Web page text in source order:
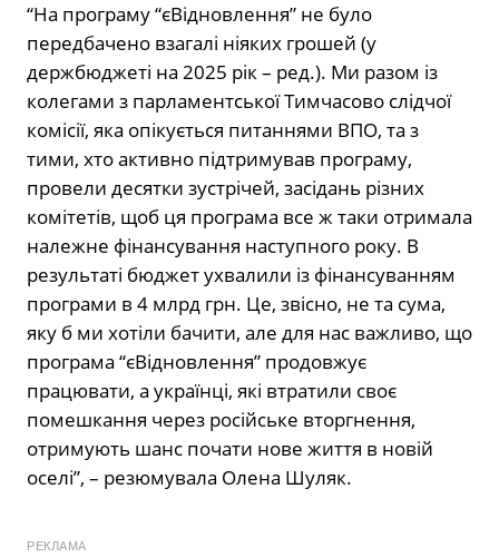
“На програму “єВідновлення” не було
передбачено взагалі ніяких грошей (у
держбюджеті на 2025 рік – ред.). Ми разом із
колегами з парламентської Тимчасово слідчої
комісії, яка опікується питаннями ВПО, та з
тими, хто активно підтримував програму,
провели десятки зустрічей, засідань різних
комітетів, щоб ця програма все ж таки отримала
належне фінансування наступного року. В
результаті бюджет ухвалили із фінансуванням
програми в 4 млрд грн. Це, звісно, не та сума,
яку б ми хотіли бачити, але для нас важливо, що
програма “єВідновлення” продовжує
працювати, а українці, які втратили своє
помешкання через російське вторгнення,
отримують шанс почати нове життя в новій
оселі”, – резюмувала Олена Шуляк.
РЕКЛАМА